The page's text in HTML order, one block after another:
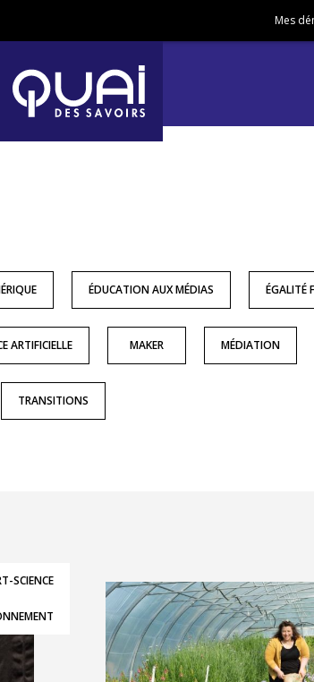
Mes
ÉDUCATION AUX MÉDIAS ÉGALITÉ
ARTIFICIELLE MAKER MÉDIATION
TRANSITIONS
SCIENCE